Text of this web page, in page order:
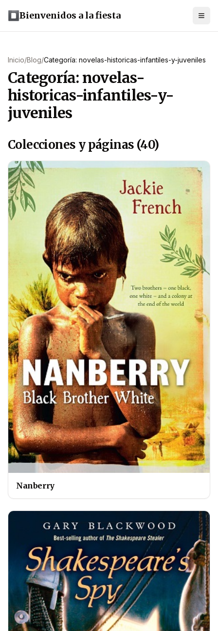
Bienvenidos a la fiesta
Inicio/Blog/Categoría: novelas-historicas-infantiles-y-juveniles
Categoría: novelas-
historicas-infantiles-y-
juveniles
Colecciones y páginas (40)
Nanberry